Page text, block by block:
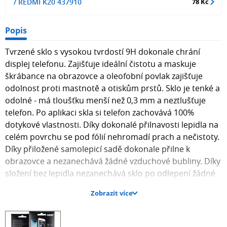
Popis
Tvrzené sklo s vysokou tvrdostí 9H dokonale chrání
displej telefonu. Zajišťuje ideální čistotu a maskuje
škrábance na obrazovce a oleofobní povlak zajišťuje
odolnost proti mastnotě a otiskům prstů. Sklo je tenké a
odolné - má tloušťku menší než 0,3 mm a neztlušťuje
telefon. Po aplikaci skla si telefon zachovává 100%
dotykové vlastnosti. Díky dokonalé přilnavosti lepidla na
celém povrchu se pod fólií nehromadí prach a nečistoty.
Díky přiložené samolepicí sadě dokonale přilne k
obrazovce a nezanechává žádné vzduchové bubliny. Díky
složení bez lepidla nezanechává sklo po odlepení žádné
Index tvrdosti: 9H Tloušťka: 0,3 mm Balení: karton s
visačkou euro V případě nákupu 10 ks nebo více kusů
Zobrazit více